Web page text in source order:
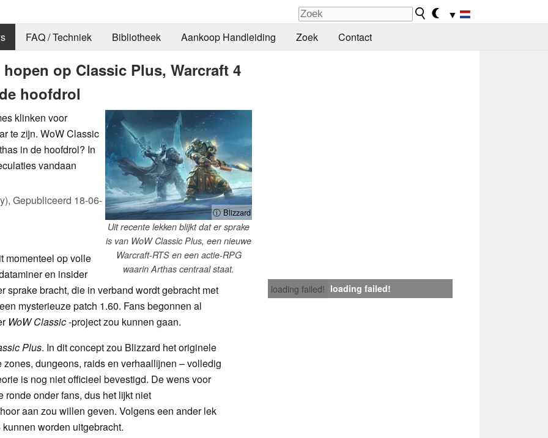
▼
FAQ / Techniek Bibliotheek Aankoop Handleiding Zoek Contact
op Classic Plus, Warcraft 4
hoofdrol
ⓘ Blizzard
Uit recente lekken blijkt dat er sprake
is van WoW Classic Plus, een nieuwe
Warcraft-RTS en een actie-RPG
waarin Arthas centraal staat.
klinken voor
te zijn. WoW Classic
in de hoofdrol? In
vandaan
Gepubliceerd 18-06-
loading failed! loading failed!
momenteel op volle
en insider
sprake bracht, die in verband wordt gebracht met
mysterieuze patch 1.60. Fans begonnen al
WoW Classic-project zou kunnen gaan.
Plus. In dit concept zou Blizzard het originele
dungeons, raids en verhaallijnen – volledig
is nog niet officieel bevestigd. De wens voor
ronde onder fans, dus het lijkt niet
aan zou willen geven. Volgens een ander lek
kunnen worden uitgebracht.